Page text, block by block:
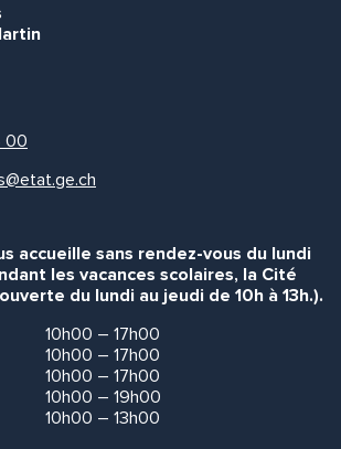
00
accueille sans rendez-vous du lundi
les vacances scolaires, la Cité
du lundi au jeudi de 10h à 13h.).
10h00 – 17h00
10h00 – 17h00
10h00 – 17h00
10h00 – 19h00
10h00 – 13h00